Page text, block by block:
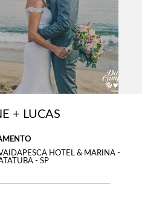
+ LUCAS
HOTEL & MARINA -
- SP